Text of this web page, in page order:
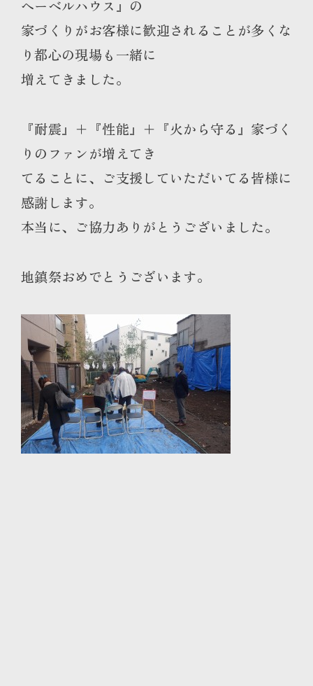
へーベルハウス』の
家づくりがお客様に歓迎されることが多くな
り都心の現場も一緒に
増えてきました。
『耐震』＋『性能』＋『火から守る』家づく
りのファンが増えてき
てることに、ご支援していただいてる皆様に
感謝します。
本当に、ご協力ありがとうございました。
地鎮祭おめでとうございます。